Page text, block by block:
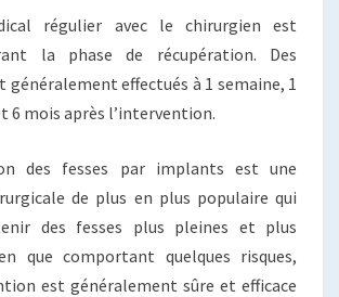
régulier avec le chirurgien est
la phase de récupération. Des
effectués à 1 semaine, 1
6 mois après l’intervention.
des fesses par implants est une
de plus en plus populaire qui
des fesses plus pleines et plus
que comportant quelques risques,
est généralement sûre et efficace